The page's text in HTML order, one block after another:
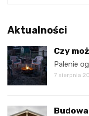
Aktualności
Czy
Palenie
7 sierpnia